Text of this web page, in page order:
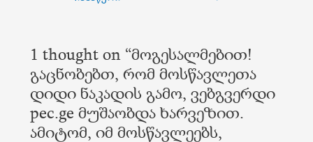
1 thought on “მოგესალმებით!
გაცნობებთ, რომ მოსწავლეთა
დიდი ნაკადის გამო, ვებგვერდი
pec.ge მუშაობდა ხარვეზით.
ამიტომ, იმ მოსწავლეებს,